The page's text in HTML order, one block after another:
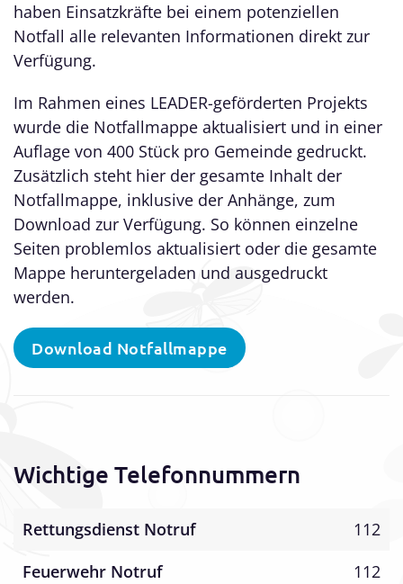
haben Einsatzkräfte bei einem potenziellen
Notfall alle relevanten Informationen direkt zur
Verfügung.
Im Rahmen eines LEADER-geförderten Projekts
wurde die Notfallmappe aktualisiert und in einer
Auflage von 400 Stück pro Gemeinde gedruckt.
Zusätzlich steht hier der gesamte Inhalt der
Notfallmappe, inklusive der Anhänge, zum
Download zur Verfügung. So können einzelne
Seiten problemlos aktualisiert oder die gesamte
Mappe heruntergeladen und ausgedruckt
werden.
Download Notfallmappe
Wichtige Telefonnummern
Rettungsdienst Notruf
112
Feuerwehr Notruf
112